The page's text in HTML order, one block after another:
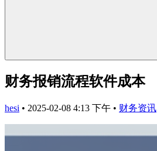
财务报销流程软件成本
hesi • 2025-02-08 4:13 下午 • 财务资讯